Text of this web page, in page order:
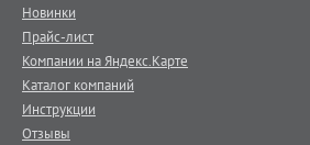
Новинки
Прайс-лист
Компании на Яндекс.Карте
Каталог компаний
Инструкции
Отзывы